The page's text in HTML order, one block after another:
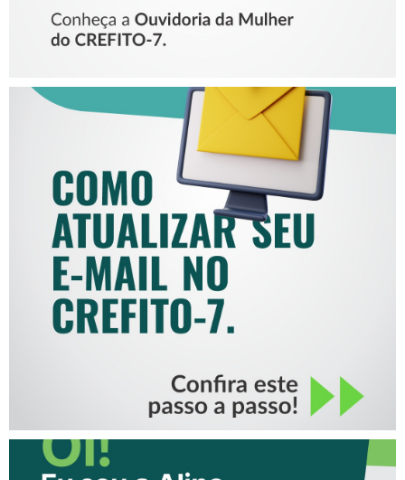
COMO ATUALIZAR SEU E-
MAIL NO CREFITO-7